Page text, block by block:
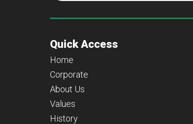
Quick Access
Home
Corporate
About Us
Values
History